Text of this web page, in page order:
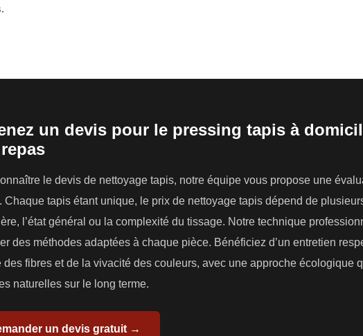
un devis pour le pressing tapis à
le devis de nettoyage tapis, notre équipe vous propose une
Chaque tapis étant unique, le prix de nettoyage tapis dépend de
l’état général ou la complexité du tissage. Notre technique
des méthodes adaptées à chaque pièce. Bénéficiez d’un entretien
des fibres et de la vivacité des couleurs, avec une approche écologique
naturelles sur le long terme.
un devis gratuit →